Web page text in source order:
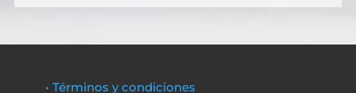
• Términos y condiciones